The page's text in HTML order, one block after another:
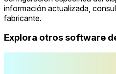
información actualizada,
fabricante.
Explora otros software